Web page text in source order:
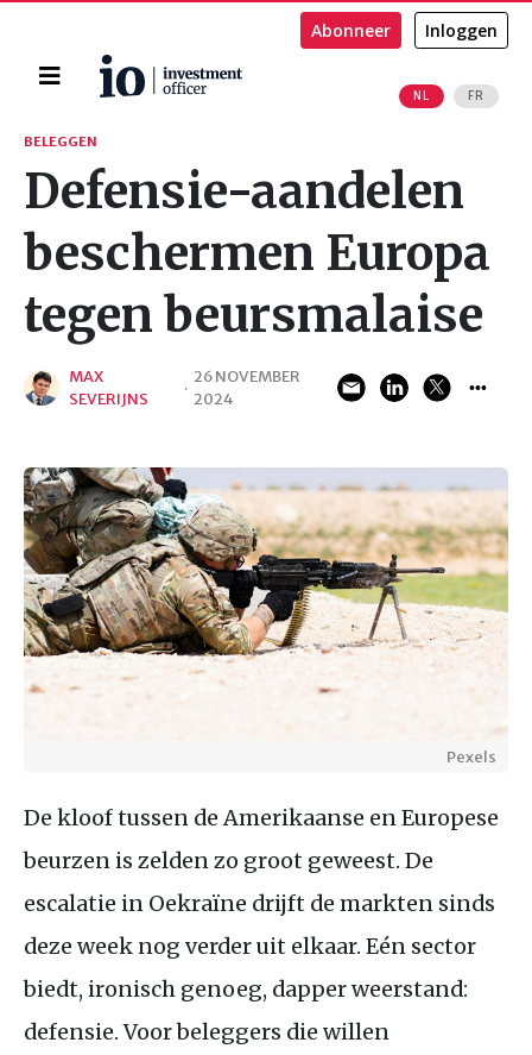
Home
NL FR
Abonneer Inloggen
Zoeken
BELEGGEN
Defensie-aandelen
beschermen Europa
tegen beursmalaise
MAX
SEVERIJNS
·
26 NOVEMBER
2024
Pexels
De kloof tussen de Amerikaanse en Europese
beurzen is zelden zo groot geweest. De
escalatie in Oekraïne drijft de markten sinds
deze week nog verder uit elkaar. Eén sector
biedt, ironisch genoeg, dapper weerstand:
defensie. Voor beleggers die willen